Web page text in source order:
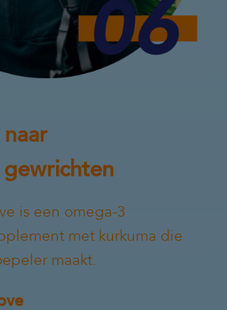
is een omega-3
met kurkuma die
maakt.